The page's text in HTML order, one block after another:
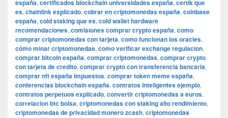
españa, certificados blockchain universidades españa, certik que
es, chainlink explicado, cobrar en criptomonedas españa, coinbase
españa, cold staking que es, cold wallet hardware
recomendaciones, comisiones comprar crypto españa, como
comprar criptomonedas con tarjeta, como funcionan los oracles,
cómo minar criptomonedas, como verificar exchange regulacion,
comprar bitcoin españa, comprar criptomonedas, comprar crypto
con tarjeta de credito, comprar crypto con transferencia bancaria,
comprar nft españa impuestos, comprar token meme españa,
conferencias blockchain españa, contratos inteligentes ejemplo,
contratos perpetuos explicado, convertir criptomonedas a euros,
correlacion btc bolsa, criptomonedas con staking alto rendimiento,
criptomonedas de privacidad monero zcash, criptomonedas